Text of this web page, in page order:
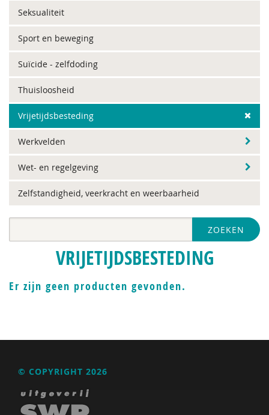
Seksualiteit
Sport en beweging
Suïcide - zelfdoding
Thuisloosheid
Vrijetijdsbesteding
Werkvelden
Wet- en regelgeving
Zelfstandigheid, veerkracht en weerbaarheid
ZOEKEN
VRIJETIJDSBESTEDING
Er zijn geen producten gevonden.
© COPYRIGHT 2026